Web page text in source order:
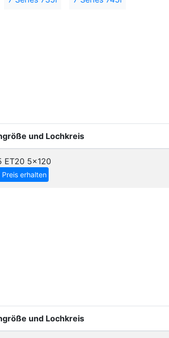
und Lochkreis
ET20 5x120
Preis erhalten
und Lochkreis